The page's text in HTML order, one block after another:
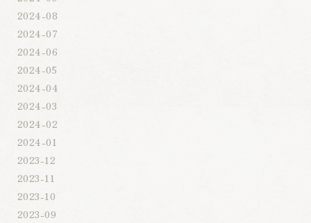
2024-08
2024-07
2024-06
2024-05
2024-04
2024-03
2024-02
2024-01
2023-12
2023-11
2023-10
2023-09